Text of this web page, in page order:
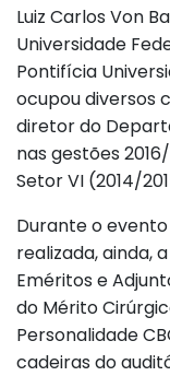
Luiz Carlos Von
Universidade
Pontifícia
ocupou diversos
diretor do
nas gestões
Setor VI (2014/
Durante o
realizada, ainda,
Eméritos e
do Mérito
Personalidade
cadeiras do